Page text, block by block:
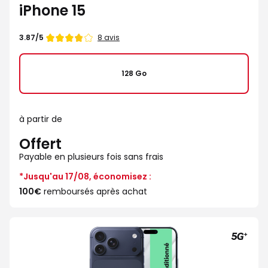
iPhone 15
Note
3.87/5 8 avis
128 Go
à partir de
Offert
Payable en plusieurs fois sans frais
*Jusqu'au 17/08, économisez :
100€ remboursés après achat